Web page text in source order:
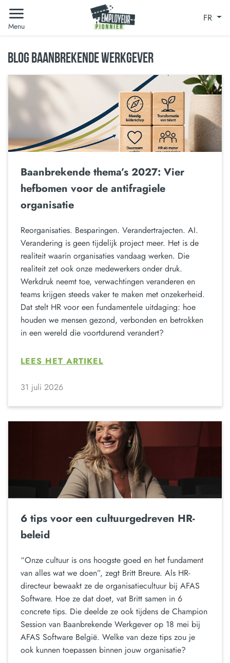
Menu
FR
BLOG BAANBREKENDE WERKGEVER
Baanbrekende thema’s 2027: Vier
hefbomen voor de antifragiele
organisatie
Reorganisaties. Besparingen. Verandertrajecten. AI.
Verandering is geen tijdelijk project meer. Het is de
realiteit waarin organisaties vandaag werken. Die
realiteit zet ook onze medewerkers onder druk.
Werkdruk neemt toe, verwachtingen veranderen en
teams krijgen steeds vaker te maken met onzekerheid.
Dat stelt HR voor een fundamentele uitdaging: hoe
houden we mensen gezond, verbonden en betrokken
in een wereld die voortdurend verandert?
LEES HET ARTIKEL
31 juli 2026
6 tips voor een cultuurgedreven HR-
beleid
“Onze cultuur is ons hoogste goed en het fundament
van alles wat we doen”, zegt Britt Breure. Als HR-
directeur bewaakt ze de organisatiecultuur bij AFAS
Software. Hoe ze dat doet, vat Britt samen in 6
concrete tips. Die deelde ze ook tijdens de Champion
Session van Baanbrekende Werkgever op 18 mei bij
AFAS Software België. Welke van deze tips zou je
ook kunnen toepassen binnen jouw organisatie?